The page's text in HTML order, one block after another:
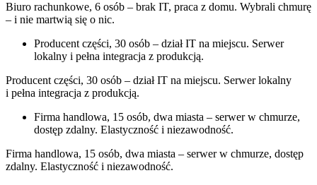
Biuro rachunkowe, 6 osób – brak IT, praca z domu. Wybrali chmurę
– i nie martwią się o nic.
Producent części, 30 osób – dział IT na miejscu. Serwer
lokalny i pełna integracja z produkcją.
Producent części, 30 osób – dział IT na miejscu. Serwer lokalny
i pełna integracja z produkcją.
Firma handlowa, 15 osób, dwa miasta – serwer w chmurze,
dostęp zdalny. Elastyczność i niezawodność.
Firma handlowa, 15 osób, dwa miasta – serwer w chmurze, dostęp
zdalny. Elastyczność i niezawodność.